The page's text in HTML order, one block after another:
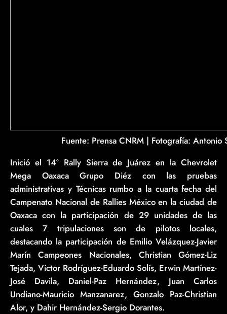
Fuente: Prensa CNRM | Fotografía: Antonio
Inició el 14º Rally Sierra de Juárez en la Chevrolet
Mega Oaxaca Grupo Diéz con las pruebas
administrativas y Técnicas rumbo a la cuarta fecha del
Campenato Nacional de Rallies México en la ciudad de
Oaxaca con la participación de 29 unidades de las
cuales 7 tripulaciones son de pilotos locales,
destacando la participación de Emilio Velázquez-Javier
Marín Campeones Nacionales, Christian Gómez-Liz
Tejada, Víctor Rodríguez-Eduardo Solís, Erwin Martínez-
José Davila, Daniel-Paz Hernández, Juan Carlos
Undiano-Mauricio Manzanarez, Gonzalo Paz-Christian
Alor, y Dahir Hernández-Sergio Dorantes.